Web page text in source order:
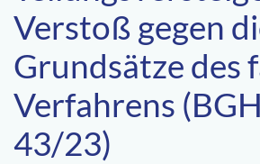
Verstoß gegen
Grundsätze des
Verfahrens
43/23)